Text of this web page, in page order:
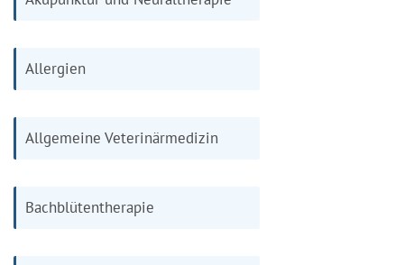
Allergien
Allgemeine Veterinärmedizin
Bachblütentherapie